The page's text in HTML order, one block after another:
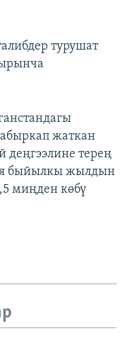
турушат
жаткан
деңгээлине терең
быйылкы жылдын
миңден көбү